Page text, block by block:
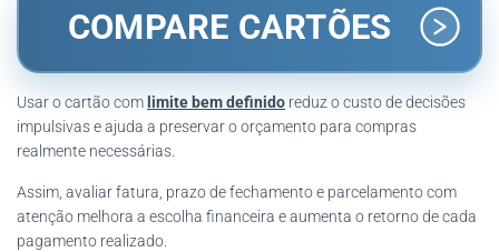
COMPARE CARTÕES
Usar o cartão com limite bem definido reduz o custo de decisões
impulsivas e ajuda a preservar o orçamento para compras
realmente necessárias.
Assim, avaliar fatura, prazo de fechamento e parcelamento com
atenção melhora a escolha financeira e aumenta o retorno de cada
pagamento realizado.